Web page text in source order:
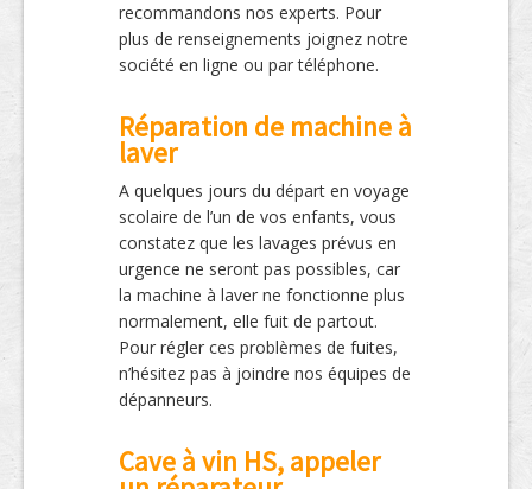
recommandons nos experts. Pour
plus de renseignements joignez notre
société en ligne ou par téléphone.
Réparation de machine à
laver
A quelques jours du départ en voyage
scolaire de l’un de vos enfants, vous
constatez que les lavages prévus en
urgence ne seront pas possibles, car
la machine à laver ne fonctionne plus
normalement, elle fuit de partout.
Pour régler ces problèmes de fuites,
n’hésitez pas à joindre nos équipes de
dépanneurs.
Cave à vin HS, appeler